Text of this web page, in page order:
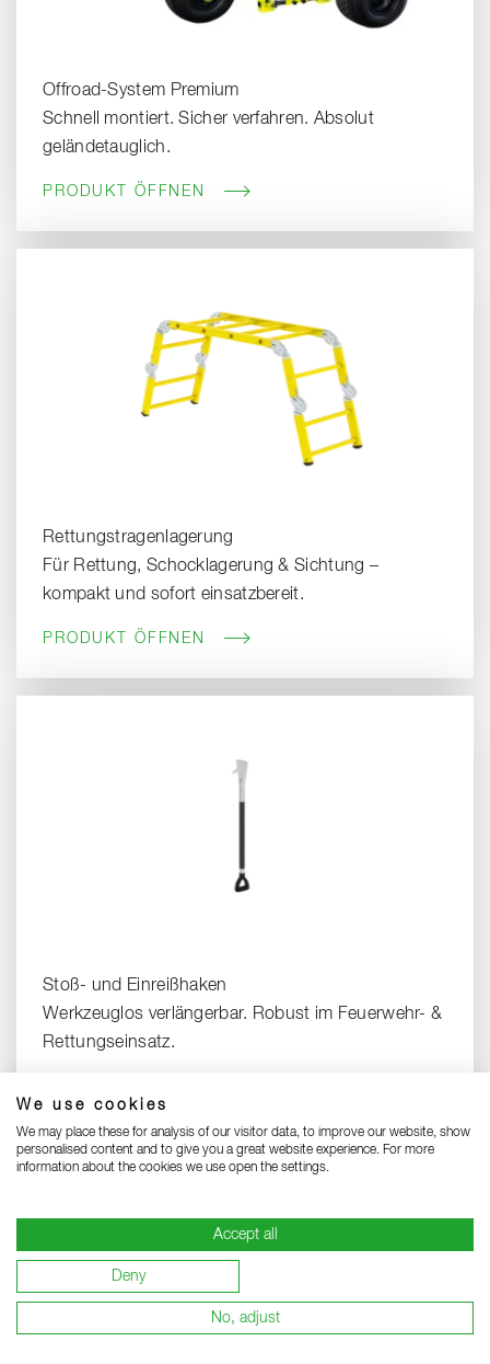
We use cookies
We may place these for analysis of our visitor data, to improve our website, show
personalised content and to give you a great website experience. For more
information about the cookies we use open the settings.
Accept all
Deny
No, adjust
Offroad-System Premium
Schnell montiert. Sicher verfahren. Absolut
geländetauglich.
PRODUKT ÖFFNEN
Rettungstragenlagerung
Für Rettung, Schocklagerung & Sichtung –
kompakt und sofort einsatzbereit.
PRODUKT ÖFFNEN
Stoß- und Einreißhaken
Werkzeuglos verlängerbar. Robust im Feuerwehr- &
Rettungseinsatz.